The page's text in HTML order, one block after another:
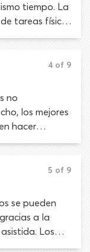
tiempo. La
tareas físicas
en la
conducir y4 of 9
no
los mejores
hacer
supuesto, no
Realizar una
de la
idea.
5 of 9
se pueden
a la
Los
son